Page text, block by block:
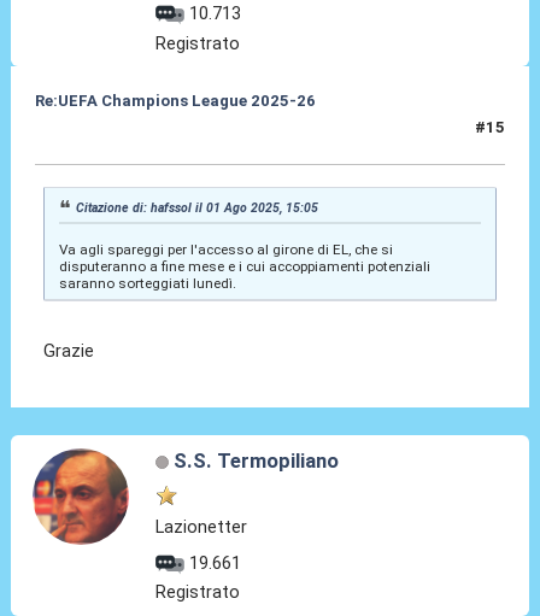
10.713
Registrato
Re:UEFA Champions League 2025-26
#15
Citazione di: hafssol il 01 Ago 2025, 15:05
Va agli spareggi per l'accesso al girone di EL, che si
disputeranno a fine mese e i cui accoppiamenti potenziali
saranno sorteggiati lunedì.
Grazie
S.S. Termopiliano
Lazionetter
19.661
Registrato